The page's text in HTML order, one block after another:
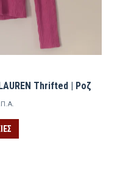
Thrifted | Ροζ